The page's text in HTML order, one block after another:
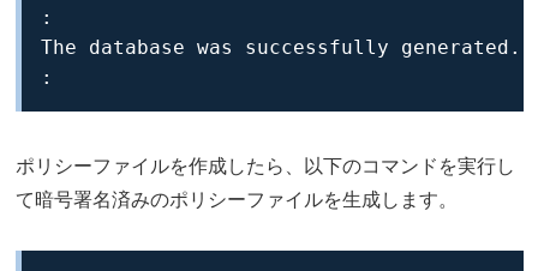
:
The database was successfully generated.
:
ポリシーファイルを作成したら、以下のコマンドを実行し
て暗号署名済みのポリシーファイルを生成します。